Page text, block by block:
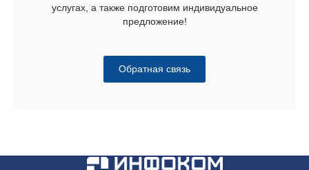
услугах, а также подготовим индивидуальное
предложение!
Обратная связь